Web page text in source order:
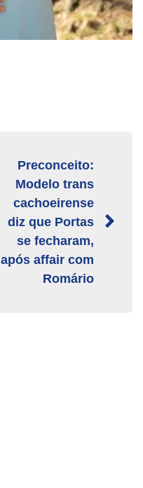
Preconceito:
Modelo trans
cachoeirense
diz que Portas
se fecharam,
após affair com
Romário